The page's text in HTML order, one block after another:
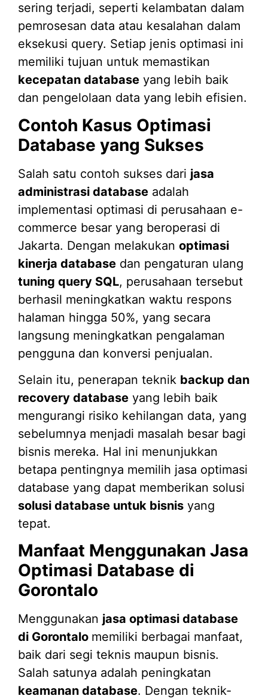
sering terjadi, seperti kelambatan dalam
pemrosesan data atau kesalahan dalam
eksekusi query. Setiap jenis optimasi ini
memiliki tujuan untuk memastikan
kecepatan database yang lebih baik
dan pengelolaan data yang lebih efisien.
Contoh Kasus Optimasi
Database yang Sukses
Salah satu contoh sukses dari jasa
administrasi database adalah
implementasi optimasi di perusahaan e-
commerce besar yang beroperasi di
Jakarta. Dengan melakukan optimasi
kinerja database dan pengaturan ulang
tuning query SQL, perusahaan tersebut
berhasil meningkatkan waktu respons
halaman hingga 50%, yang secara
langsung meningkatkan pengalaman
pengguna dan konversi penjualan.
Selain itu, penerapan teknik backup dan
recovery database yang lebih baik
mengurangi risiko kehilangan data, yang
sebelumnya menjadi masalah besar bagi
bisnis mereka. Hal ini menunjukkan
betapa pentingnya memilih jasa optimasi
database yang dapat memberikan solusi
solusi database untuk bisnis yang
tepat.
Manfaat Menggunakan Jasa
Optimasi Database di
Gorontalo
Menggunakan jasa optimasi database
di Gorontalo memiliki berbagai manfaat,
baik dari segi teknis maupun bisnis.
Salah satunya adalah peningkatan
keamanan database. Dengan teknik-